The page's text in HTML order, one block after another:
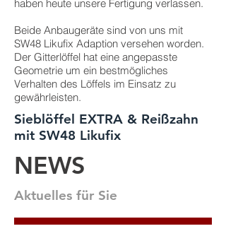
haben heute unsere Fertigung verlassen.
Beide Anbaugeräte sind von uns mit
SW48 Likufix Adaption versehen worden.
Der Gitterlöffel hat eine angepasste
Geometrie um ein bestmögliches
Verhalten des Löffels im Einsatz zu
gewährleisten.
Sieblöffel EXTRA & Reißzahn
mit SW48 Likufix
NEWS
Aktuelles für Sie